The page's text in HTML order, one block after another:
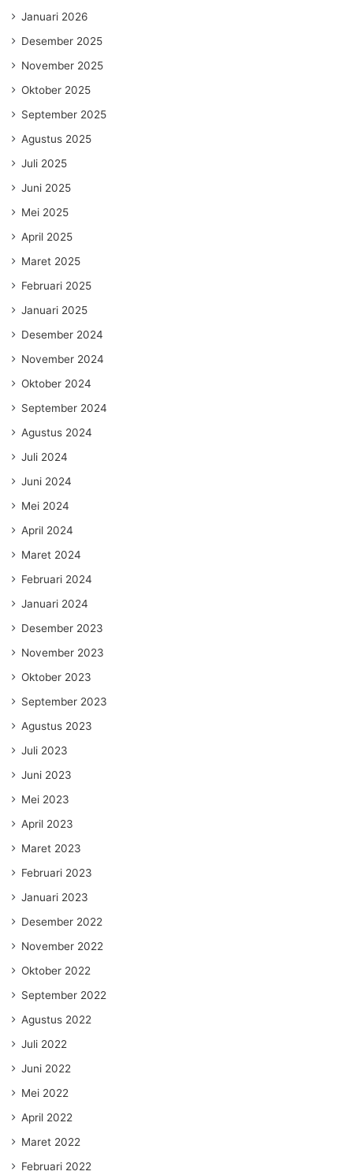
Januari 2026
Desember 2025
November 2025
Oktober 2025
September 2025
Agustus 2025
Juli 2025
Juni 2025
Mei 2025
April 2025
Maret 2025
Februari 2025
Januari 2025
Desember 2024
November 2024
Oktober 2024
September 2024
Agustus 2024
Juli 2024
Juni 2024
Mei 2024
April 2024
Maret 2024
Februari 2024
Januari 2024
Desember 2023
November 2023
Oktober 2023
September 2023
Agustus 2023
Juli 2023
Juni 2023
Mei 2023
April 2023
Maret 2023
Februari 2023
Januari 2023
Desember 2022
November 2022
Oktober 2022
September 2022
Agustus 2022
Juli 2022
Juni 2022
Mei 2022
April 2022
Maret 2022
Februari 2022